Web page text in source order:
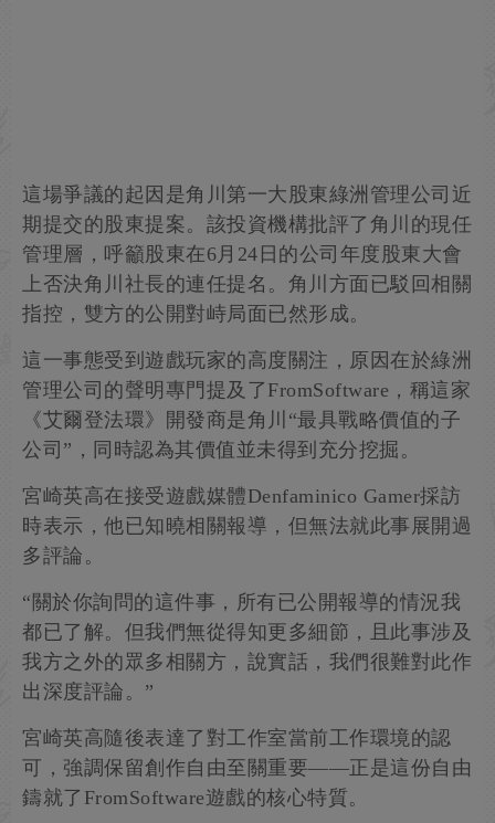
這場爭議的起因是角川第一大股東綠洲管理公司近
期提交的股東提案。該投資機構批評了角川的現任
管理層，呼籲股東在6月24日的公司年度股東大會
上否決角川社長的連任提名。角川方面已駁回相關
指控，雙方的公開對峙局面已然形成。
這一事態受到遊戲玩家的高度關注，原因在於綠洲
管理公司的聲明專門提及了FromSoftware，稱這家
《艾爾登法環》開發商是角川“最具戰略價值的子
公司”，同時認為其價值並未得到充分挖掘。
宮崎英高在接受遊戲媒體Denfaminico Gamer採訪
時表示，他已知曉相關報導，但無法就此事展開過
多評論。
“關於你詢問的這件事，所有已公開報導的情況我
都已了解。但我們無從得知更多細節，且此事涉及
我方之外的眾多相關方，說實話，我們很難對此作
出深度評論。”
宮崎英高隨後表達了對工作室當前工作環境的認
可，強調保留創作自由至關重要——正是這份自由
鑄就了FromSoftware遊戲的核心特質。